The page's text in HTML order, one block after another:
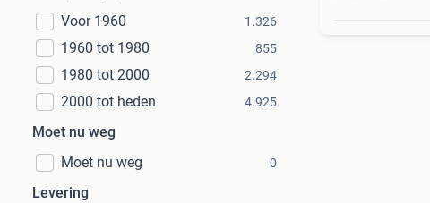
Voor 1960
1.326
1960 tot 1980 855
1980 tot 2000 2.294
2000 tot heden 4.925
Moet nu weg
Moet nu weg
0
Levering